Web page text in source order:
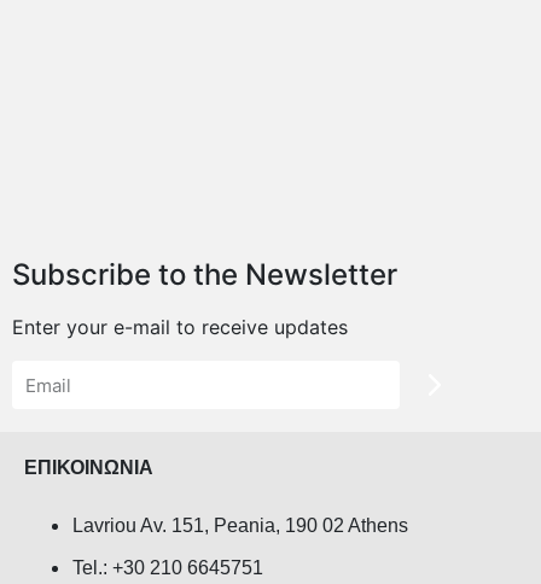
Subscribe to the Newsletter
Enter your e-mail to receive updates
ΕΠΙΚΟΙΝΩΝΙΑ
Lavriou Av. 151, Peania, 190 02 Athens
Tel.: +30 210 6645751